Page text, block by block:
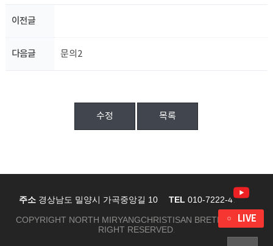
이전글
다음글 문의2
수정 목록
LIVE
주소 경상남도 밀양시 가곡중앙길 10 TEL 010-7222-4767
COPYRIGHT NORTH MIRYANGCHRISTISAN BRETHREN ALL
RIGHT RESERVED.